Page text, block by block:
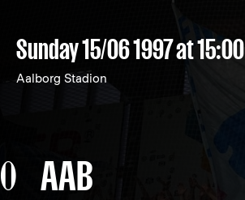
Sunday 15/06 1997at 15:00
Aalborg Stadion
0 AAB